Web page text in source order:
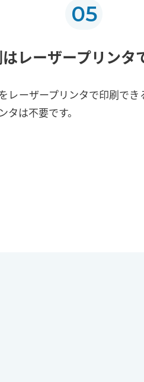
05
はレーザープリンタ
レーザープリンタで印刷でき
タは不要です。